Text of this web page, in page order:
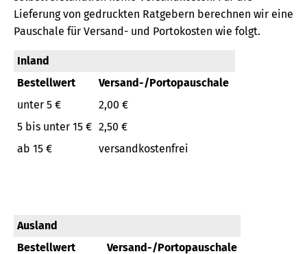
Lieferung von gedruckten Ratgebern berechnen wir eine
Pauschale für Versand- und Portokosten wie folgt.
Inland
Bestellwert
Versand-/Portopauschale
unter 5 €
2,00 €
5 bis unter 15 € 2,50 €
ab 15 €
versandkostenfrei
Ausland
Bestellwert
Versand-/Portopauschale